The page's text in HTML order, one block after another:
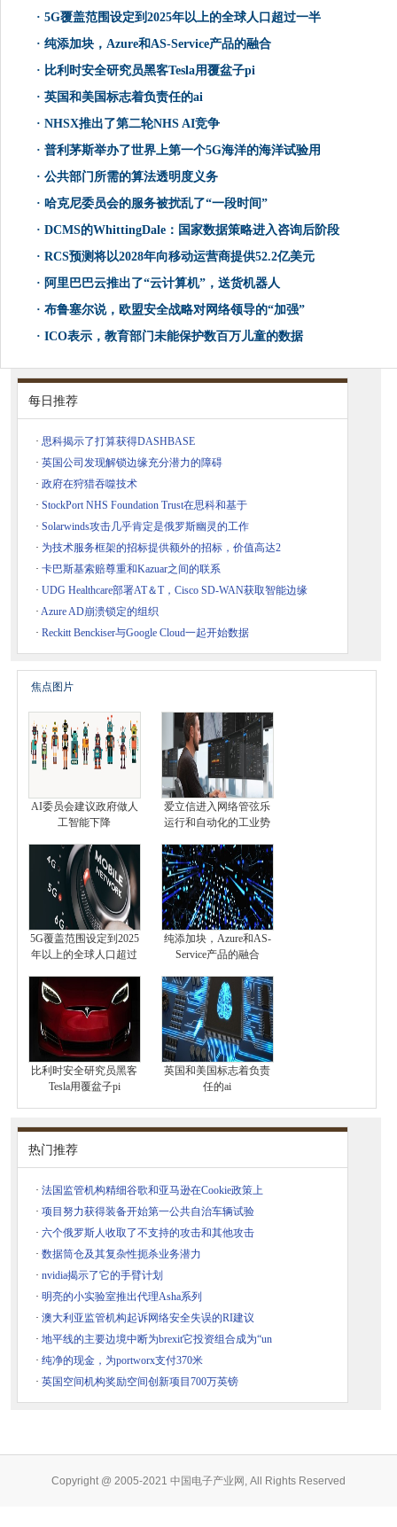
· 5G覆盖范围设定到2025年以上的全球人口超过一半
· 纯添加块，Azure和AS-Service产品的融合
· 比利时安全研究员黑客Tesla用覆盆子pi
· 英国和美国标志着负责任的ai
· NHSX推出了第二轮NHS AI竞争
· 普利茅斯举办了世界上第一个5G海洋的海洋试验用
· 公共部门所需的算法透明度义务
· 哈克尼委员会的服务被扰乱了“一段时间”
· DCMS的WhittingDale：国家数据策略进入咨询后阶段
· RCS预测将以2028年向移动运营商提供52.2亿美元
· 阿里巴巴云推出了“云计算机”，送货机器人
· 布鲁塞尔说，欧盟安全战略对网络领导的“加强”
· ICO表示，教育部门未能保护数百万儿童的数据
每日推荐
· 思科揭示了打算获得DASHBASE
· 英国公司发现解锁边缘充分潜力的障碍
· 政府在狩猎吞噬技术
· StockPort NHS Foundation Trust在思科和基于
· Solarwinds攻击几乎肯定是俄罗斯幽灵的工作
· 为技术服务框架的招标提供额外的招标，价值高达2
· 卡巴斯基索赔尊重和Kazuar之间的联系
· UDG Healthcare部署AT＆T，Cisco SD-WAN获取智能边缘
· Azure AD崩溃锁定的组织
· Reckitt Benckiser与Google Cloud一起开始数据
焦点图片
AI委员会建议政府做人
工智能下降
爱立信进入网络管弦乐
运行和自动化的工业势
5G覆盖范围设定到2025
年以上的全球人口超过
纯添加块，Azure和AS-
Service产品的融合
比利时安全研究员黑客
Tesla用覆盆子pi
英国和美国标志着负责
任的ai
热门推荐
· 法国监管机构精细谷歌和亚马逊在Cookie政策上
· 项目努力获得装备开始第一公共自治车辆试验
· 六个俄罗斯人收取了不支持的攻击和其他攻击
· 数据筒仓及其复杂性扼杀业务潜力
· nvidia揭示了它的手臂计划
· 明亮的小实验室推出代理Asha系列
· 澳大利亚监管机构起诉网络安全失误的RI建议
· 地平线的主要边境中断为brexit它投资组合成为“un
· 纯净的现金，为portworx支付370米
· 英国空间机构奖励空间创新项目700万英镑
Copyright @ 2005-2021 中国电子产业网, All Rights Reserved